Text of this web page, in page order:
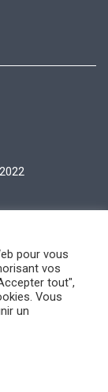
pour vous
vos
tout",
Vous
un